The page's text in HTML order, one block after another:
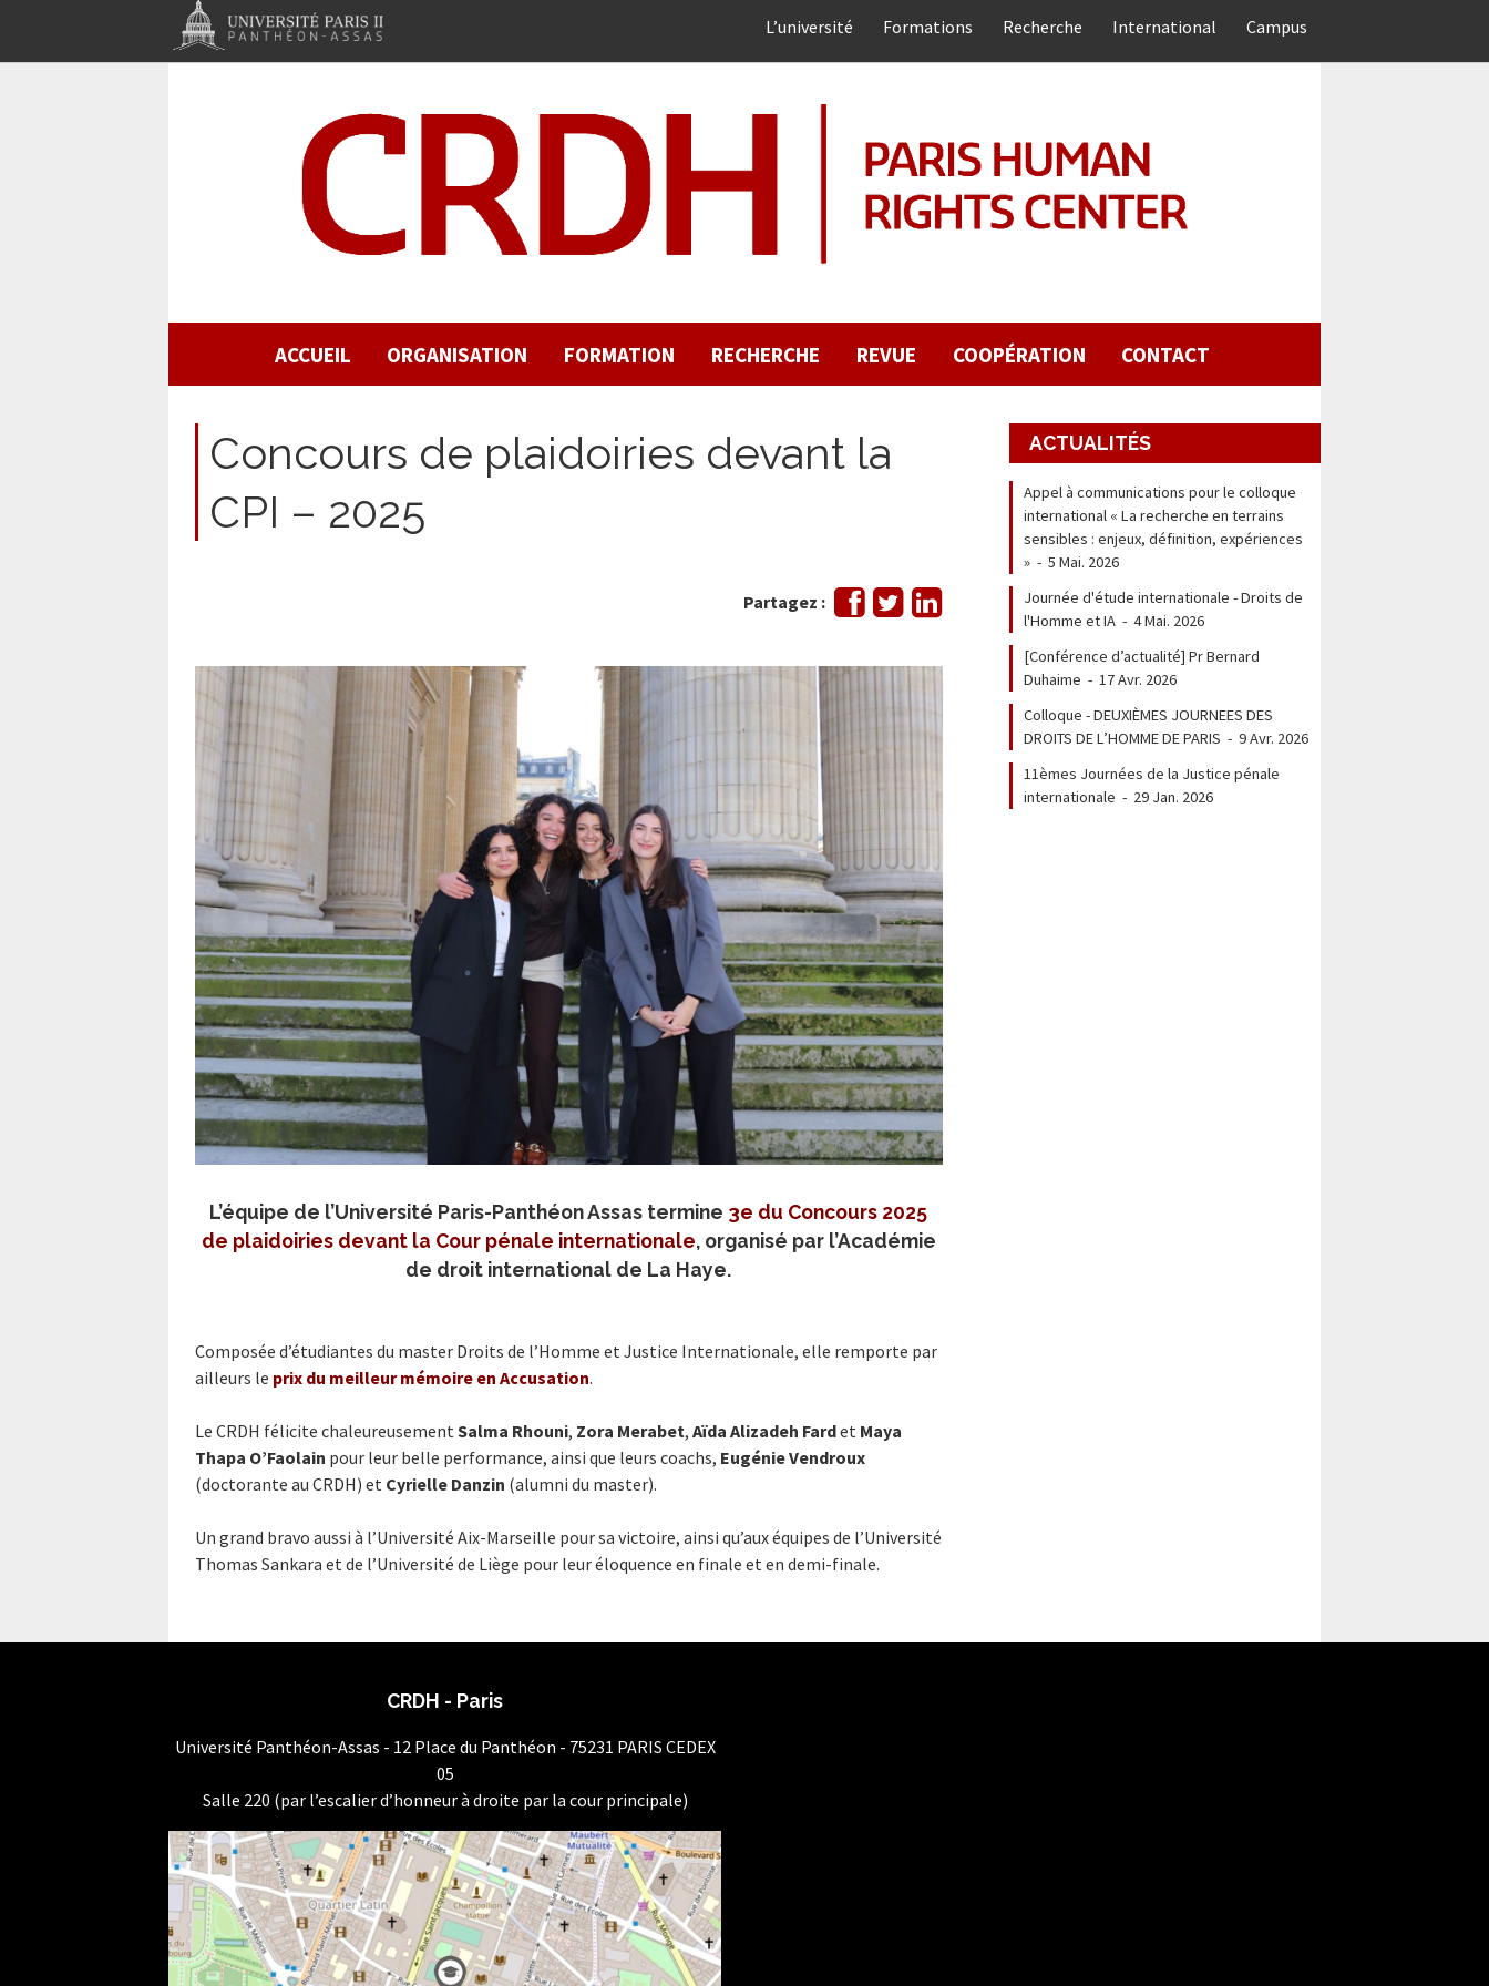
L’université Formations Recherche International Campus
ACCUEIL ORGANISATION FORMATION RECHERCHE REVUE COOPÉRATION CONTACT
Concours de plaidoiries devant la
CPI – 2025
Partagez :
Partager
sur
TweeterPartager
L’équipe de l’Université Paris-Panthéon Assas termine 3e du Concours 2025
de plaidoiries devant la Cour pénale internationale, organisé par l’Académie
de droit international de La Haye.
Composée d’étudiantes du master Droits de l’Homme et Justice Internationale, elle remporte par
ailleurs le prix du meilleur mémoire en Accusation.
Le CRDH félicite chaleureusement Salma Rhouni, Zora Merabet, Aïda Alizadeh Fardet Maya
Thapa O’Faolain pour leur belle performance, ainsi que leurs coachs, Eugénie Vendroux
(doctorante au CRDH) et Cyrielle Danzin (alumni du master).
Un grand bravo aussi à l’Université Aix-Marseille pour sa victoire, ainsi qu’aux équipes de l’Université
Thomas Sankara et de l’Université de Liège pour leur éloquence en finale et en demi-finale.
ACTUALITÉS
Appel à communications pour le colloque
international « La recherche en terrains
sensibles : enjeux, définition, expériences
» -5 Mai. 2026
Journée d'étude internationale - Droits de
l'Homme et IA -4 Mai. 2026
[Conférence d’actualité] Pr Bernard
Duhaime -17 Avr. 2026
Colloque - DEUXIÈMES JOURNEES DES
DROITS DE L’HOMME DE PARIS -9 Avr. 2026
11èmes Journées de la Justice pénale
internationale - 29 Jan. 2026
CRDH - Paris
Université Panthéon-Assas - 12 Place du Panthéon - 75231 PARIS CEDEX
05
Salle 220 (par l’escalier d’honneur à droite par la cour principale)